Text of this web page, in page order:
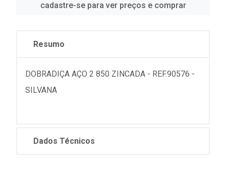
cadastre-se para ver preços e comprar
Resumo
DOBRADIÇA AÇO 2 850 ZINCADA - REF.90576 -
SILVANA
Dados Técnicos